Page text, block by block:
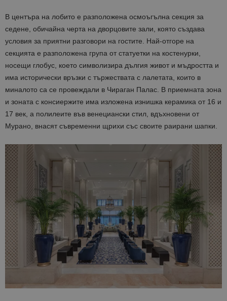
В центъра на лобито е разположена осмоъгълна секция за
седене, обичайна черта на дворцовите зали, която създава
условия за приятни разговори на гостите. Най-отгоре на
секцията е разположена група от статуетки на костенурки,
носещи глобус, което символизира дългия живот и мъдростта и
има исторически връзки с тържествата с лалетата, които в
миналото са се провеждали в Чираган Палас. В приемната зона
и зоната с консиержите има изложена изнишка керамика от 16 и
17 век, а полилеите във венециански стил, вдъхновени от
Мурано, внасят съвременни щрихи със своите раирани шапки.